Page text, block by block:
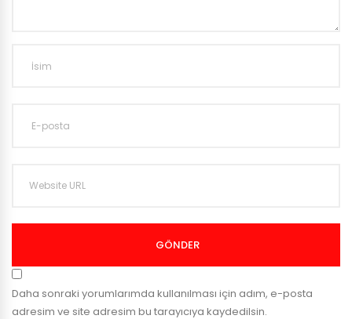
GÖNDER
Daha sonraki yorumlarımda kullanılması için adım, e-posta
adresim ve site adresim bu tarayıcıya kaydedilsin.